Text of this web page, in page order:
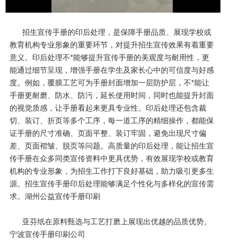
招生宣传手册的印后处理，是保障手册品质、展现学校或
教育机构专业形象的重要环节，对提升招生宣传效果有着重要
意义。印后处理不*能够提升宣传手册的美观度与耐用性，更
能通过细节呈现，增强手册在学生及家长心中的可信度与好感
度。例如，覆膜工艺可为手册封面增加一层防护层，不*能让
手册更耐磨、防水、防污，延长使用时间，同时也能提升封面
的视觉质感，让手册看起来更具专业性。印后处理还包含裁
切、装订、折页等多个工序，每一道工序的精细操作，都能保
证手册的尺寸准确、页面平整、装订牢固，避免出现尺寸偏
差、页面褶皱、脱页等问题。高质量的印后处理，能让招生宣
传手册在众多同类宣传资料中更具优势，有效展现学校或教育
机构的专业形象，为招生工作打下良好基础，助力吸引更多生
源。招生宣传手册印后处理能够满足个性化与多样化的宣传需
求。湖州公益宣传手册印刷
亚芬纸在原料甄选与工艺打磨上展现出优越的品质优势。
宁波宣传手册印刷公司